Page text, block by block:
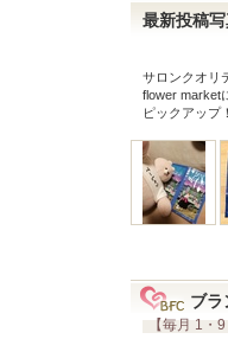
最新投稿
サロンクオリ
flower market
ピックアップ！
ブラ
【毎月 1・